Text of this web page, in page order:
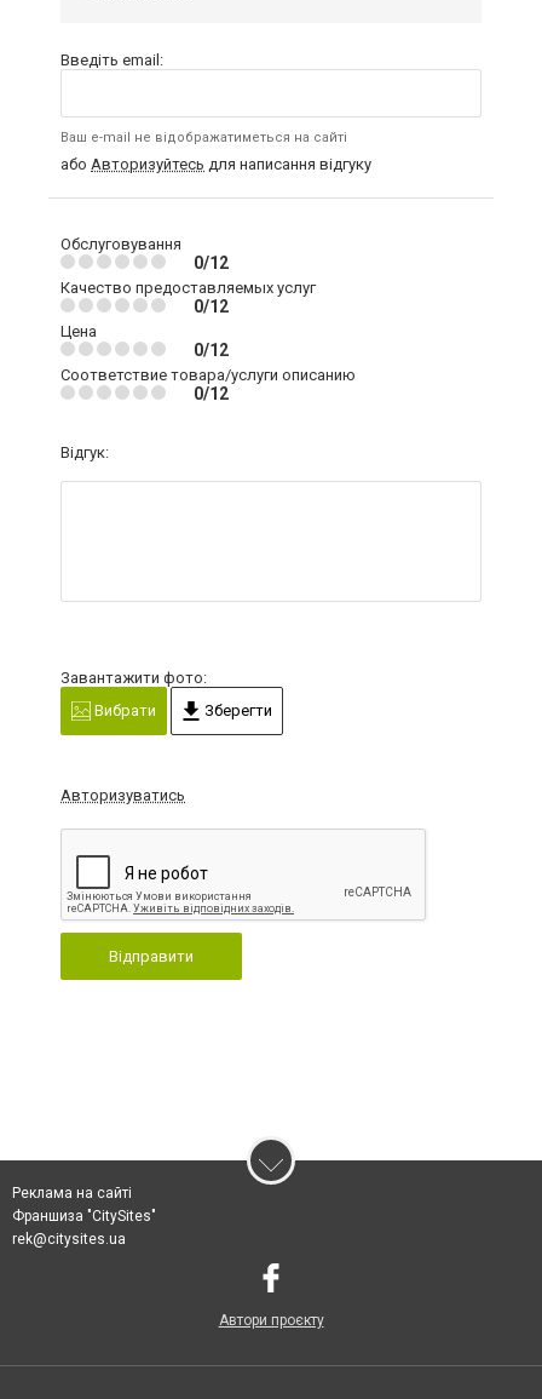
Введіть email:
Ваш e-mail не відображатиметься на сайті
або Авторизуйтесь для написання відгуку
Обслуговування
0/12
Качество предоставляемых услуг
0/12
Цена
0/12
Соответствие товара/услуги описанию
0/12
Відгук:
Завантажити фото:
Вибрати
Зберегти
Авторизуватись
Відправити
Реклама на сайті
Франшиза "CitySites"
rek@citysites.ua
Автори проєкту